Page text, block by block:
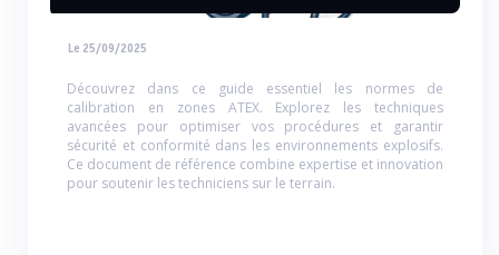
Le 25/09/2025
Découvrez dans ce guide essentiel les normes de
calibration en zones ATEX. Explorez les techniques
avancées pour optimiser vos procédures et garantir
sécurité et conformité dans les environnements explosifs.
Ce document de référence combine expertise et innovation
pour soutenir les techniciens sur le terrain.